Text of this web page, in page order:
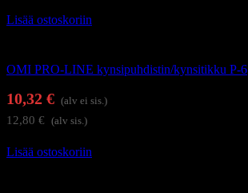
Lisää ostoskoriin
OMI PRO-LINE kynsipuhdistin/kynsitikku P-6
10,32 € (alv ei sis.)
12,80 € (alv sis.)
Lisää ostoskoriin